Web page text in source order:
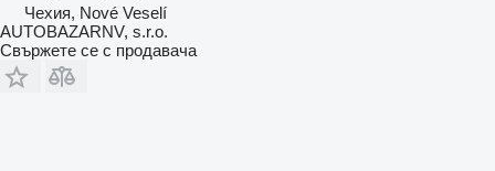
Чехия, Nové Veselí
AUTOBAZARNV, s.r.o.
Свържете се с продавача